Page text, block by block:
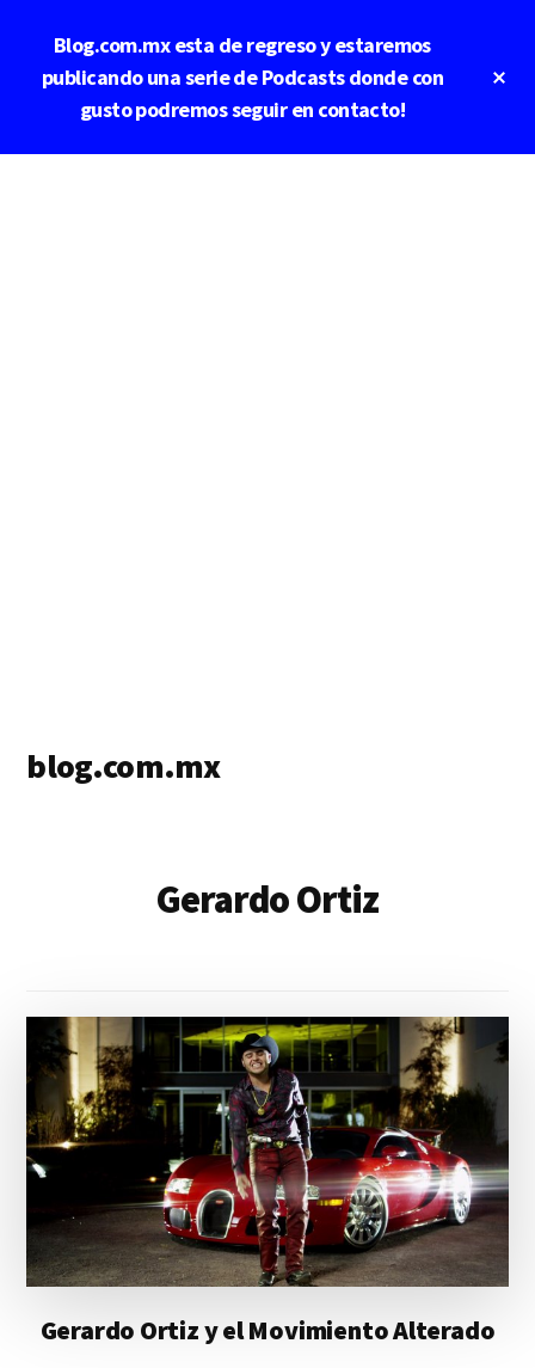
contenido
Blog.com.mx esta de regreso y estaremos
publicando una serie de Podcasts donde con
gusto podremos seguir en contacto!
blog.com.mx
Gerardo Ortiz
Gerardo Ortiz y el Movimiento Alterado